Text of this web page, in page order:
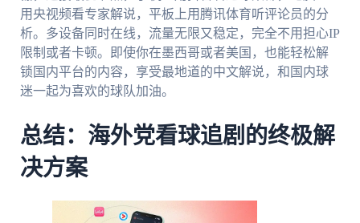
用央视频看专家解说，平板上用腾讯体育听评论员的分
析。多设备同时在线，流量无限又稳定，完全不用担心IP
限制或者卡顿。即使你在墨西哥或者美国，也能轻松解
锁国内平台的内容，享受最地道的中文解说，和国内球
迷一起为喜欢的球队加油。
总结：海外党看球追剧的终极解
决方案